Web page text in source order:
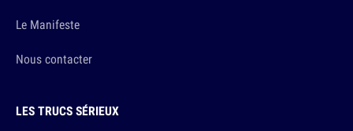
Le Manifeste
Nous contacter
LES TRUCS SÉRIEUX